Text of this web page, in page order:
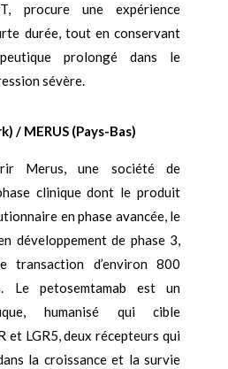
procure une expérience
durée, tout en conservant
prolongé dans le
sévère.
/ MERUS (Pays-Bas)
Merus, une société de
clinique dont le produit
en phase avancée, le
développement de phase 3,
transaction d’environ 800
Le petosemtamab est un
humanisé qui cible
et LGR5, deux récepteurs qui
la croissance et la survie